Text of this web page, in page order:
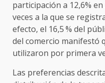
participación a 12,6%
veces a la que se
efecto, el 16,5 % del
del comercio manifestó
utilizaron por primera
Las preferencias